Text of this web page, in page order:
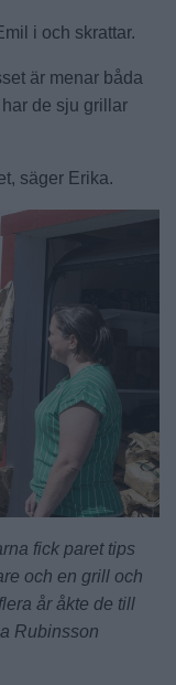
i och skrattar.
är menar båda
har de sju grillar
säger Erika.
fick paret tips
och en grill och
år åkte de till
Rubinsson